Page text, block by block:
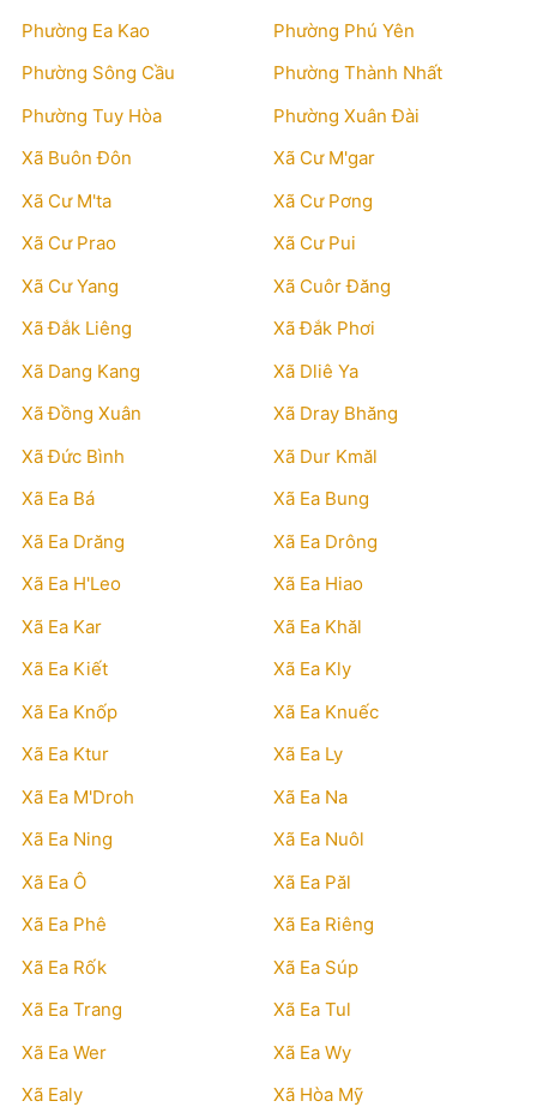
Phường Ea Kao
Phường Phú Yên
Phường Sông Cầu
Phường Thành Nhất
Phường Tuy Hòa
Phường Xuân Đài
Xã Buôn Đôn
Xã Cư M'gar
Xã Cư M'ta
Xã Cư Pơng
Xã Cư Prao
Xã Cư Pui
Xã Cư Yang
Xã Cuôr Đăng
Xã Đắk Liêng
Xã Đắk Phơi
Xã Dang Kang
Xã Dliê Ya
Xã Đồng Xuân
Xã Dray Bhăng
Xã Đức Bình
Xã Dur Kmăl
Xã Ea Bá
Xã Ea Bung
Xã Ea Drăng
Xã Ea Drông
Xã Ea H'Leo
Xã Ea Hiao
Xã Ea Kar
Xã Ea Khăl
Xã Ea Kiết
Xã Ea Kly
Xã Ea Knốp
Xã Ea Knuếc
Xã Ea Ktur
Xã Ea Ly
Xã Ea M'Droh
Xã Ea Na
Xã Ea Ning
Xã Ea Nuôl
Xã Ea Ô
Xã Ea Păl
Xã Ea Phê
Xã Ea Riêng
Xã Ea Rốk
Xã Ea Súp
Xã Ea Trang
Xã Ea Tul
Xã Ea Wer
Xã Ea Wy
Xã Ealy
Xã Hòa Mỹ